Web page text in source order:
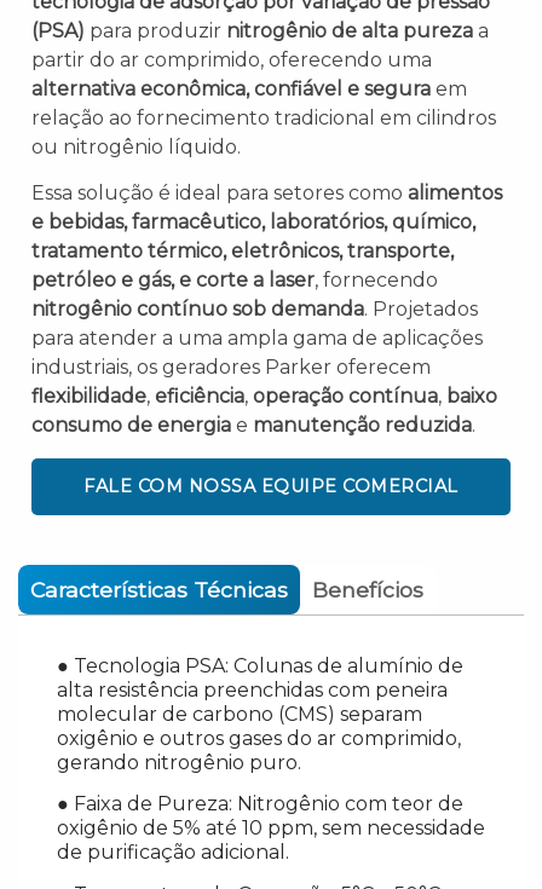
(PSA) para produzir nitrogênio de alta pureza a
partir do ar comprimido, oferecendo uma
alternativa econômica, confiável e segura em
relação ao fornecimento tradicional em cilindros
ou nitrogênio líquido.
Essa solução é ideal para setores como alimentos
e bebidas, farmacêutico, laboratórios, químico,
tratamento térmico, eletrônicos, transporte,
petróleo e gás, e corte a laser, fornecendo
nitrogênio contínuo sob demanda. Projetados
para atender a uma ampla gama de aplicações
industriais, os geradores Parker oferecem
flexibilidade, eficiência, operação contínua, baixo
consumo de energia e manutenção reduzida.
FALE COM NOSSA EQUIPE COMERCIAL
Características Técnicas Benefícios
● Tecnologia PSA: Colunas de alumínio de
alta resistência preenchidas com peneira
molecular de carbono (CMS) separam
oxigênio e outros gases do ar comprimido,
gerando nitrogênio puro.
● Faixa de Pureza: Nitrogênio com teor de
oxigênio de 5% até 10 ppm, sem necessidade
de purificação adicional.